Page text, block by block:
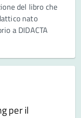
del libro che
nato
a DIDACTA
per il